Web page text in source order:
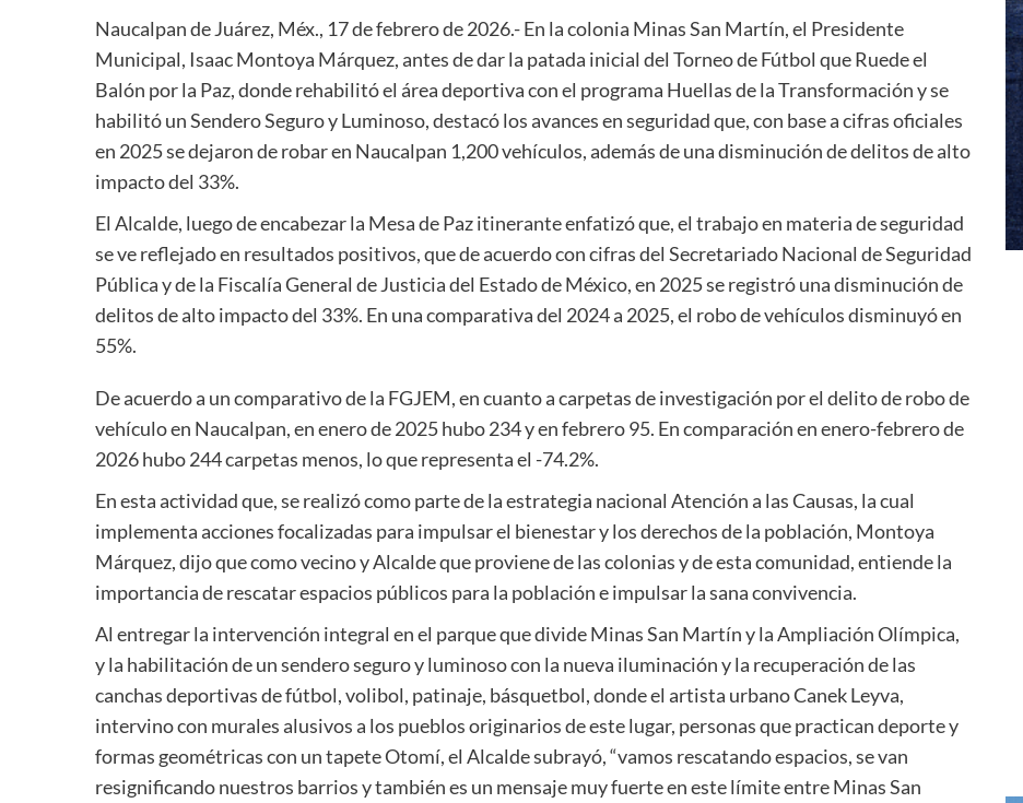
Naucalpan de Juárez, Méx., 17 de febrero de 2026.- En la colonia Minas San Martín, el Presidente
Municipal, Isaac Montoya Márquez, antes de dar la patada inicial del Torneo de Fútbol que Ruede el
Balón por la Paz, donde rehabilitó el área deportiva con el programa Huellas de la Transformación y se
habilitó un Sendero Seguro y Luminoso, destacó los avances en seguridad que, con base a cifras oficiales
en 2025 se dejaron de robar en Naucalpan 1,200 vehículos, además de una disminución de delitos de alto
impacto del 33%.
El Alcalde, luego de encabezar la Mesa de Paz itinerante enfatizó que, el trabajo en materia de seguridad
se ve reflejado en resultados positivos, que de acuerdo con cifras del Secretariado Nacional de Seguridad
Pública y de la Fiscalía General de Justicia del Estado de México, en 2025 se registró una disminución de
delitos de alto impacto del 33%. En una comparativa del 2024 a 2025, el robo de vehículos disminuyó en
55%.
De acuerdo a un comparativo de la FGJEM, en cuanto a carpetas de investigación por el delito de robo de
vehículo en Naucalpan, en enero de 2025 hubo 234 y en febrero 95. En comparación en enero-febrero de
2026 hubo 244 carpetas menos, lo que representa el -74.2%.
En esta actividad que, se realizó como parte de la estrategia nacional Atención a las Causas, la cual
implementa acciones focalizadas para impulsar el bienestar y los derechos de la población, Montoya
Márquez, dijo que como vecino y Alcalde que proviene de las colonias y de esta comunidad, entiende la
importancia de rescatar espacios públicos para la población e impulsar la sana convivencia.
Al entregar la intervención integral en el parque que divide Minas San Martín y la Ampliación Olímpica,
y la habilitación de un sendero seguro y luminoso con la nueva iluminación y la recuperación de las
canchas deportivas de fútbol, volibol, patinaje, básquetbol, donde el artista urbano Canek Leyva,
intervino con murales alusivos a los pueblos originarios de este lugar, personas que practican deporte y
formas geométricas con un tapete Otomí, el Alcalde subrayó, “vamos rescatando espacios, se van
resignificando nuestros barrios y también es un mensaje muy fuerte en este límite entre Minas San